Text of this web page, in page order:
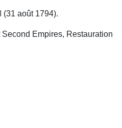
(31 août 1794).
Empires, Restauration